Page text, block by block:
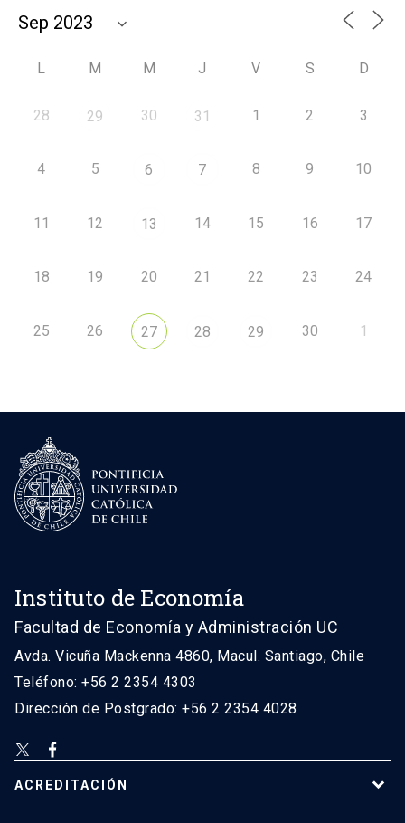
L M M J V S D
28 29 30 31 1 2 3
4 5 6 7 8 9 10
11 12 13 14 15 16 17
18 19 20 21 22 23 24
25 26 27 28 29 30 1
Instituto de Economía
Facultad de Economía y Administración UC
Avda. Vicuña Mackenna 4860, Macul. Santiago, Chile
Teléfono: +56 2 2354 4303
Dirección de Postgrado: +56 2 2354 4028
ACREDITACIÓN